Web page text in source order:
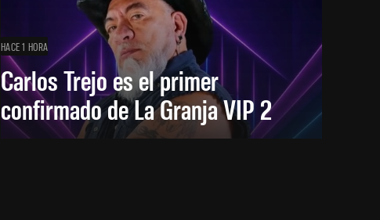
HACE 1 HORA
Carlos Trejo es el primer
confirmado de La Granja VIP 2